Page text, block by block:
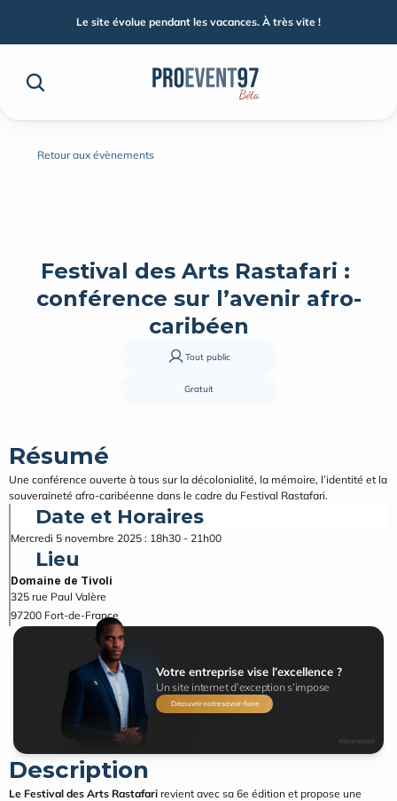
Retour aux évènements
Festival des Arts Rastafari :
conférence sur l’avenir afro-
caribéen
Tout public
Gratuit
Résumé
Une conférence ouverte à tous sur la décolonialité, la mémoire, l’identité et la
souveraineté afro-caribéenne dans le cadre du Festival Rastafari.
Date et Horaires
Mercredi 5 novembre 2025 : 18h30 - 21h00
Lieu
Domaine de Tivoli
325 rue Paul Valère
97200 Fort-de-France
Votre entreprise vise l’excellence ?
Un site internet d’exception s’impose
Découvrir notre savoir-faire
#Sponsorisé
Description
Le Festival des Arts Rastafari revient avec sa 6e édition et propose une
Le site évolue pendant les vacances. À très vite !